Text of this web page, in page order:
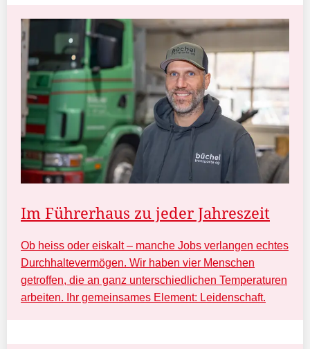
Im Führerhaus zu jeder Jahreszeit
Ob heiss oder eiskalt – manche Jobs verlangen echtes
Durchhaltevermögen. Wir haben vier Menschen
getroffen, die an ganz unterschiedlichen Temperaturen
arbeiten. Ihr gemeinsames Element: Leidenschaft.